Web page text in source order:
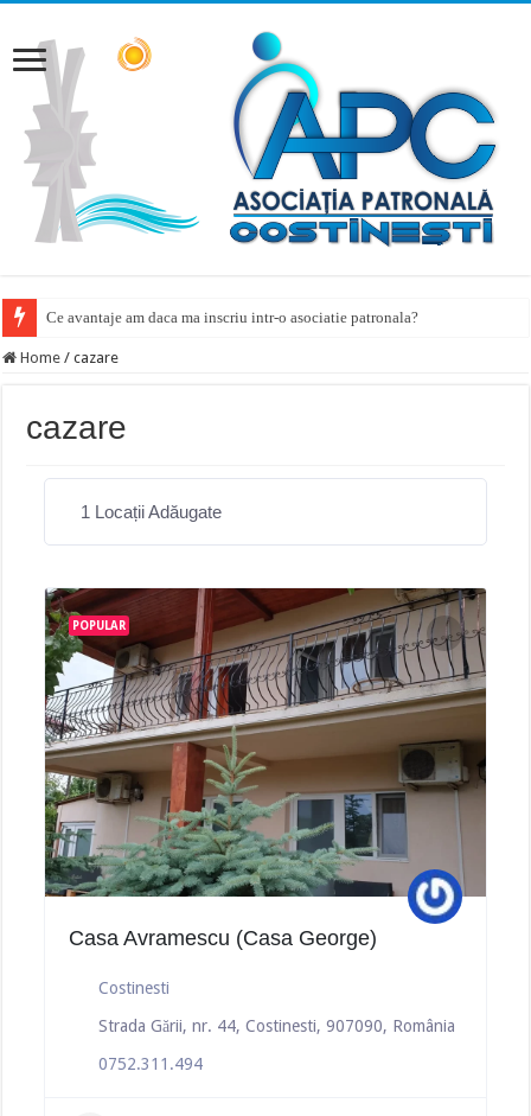
Ce avantaje am daca ma inscriu intr-o asociatie patronala?
Home / cazare
cazare
1 Locații Adăugate
POPULAR
Casa Avramescu (Casa George)
Costinesti
Strada Gării, nr. 44, Costinesti, 907090, România
0752.311.494